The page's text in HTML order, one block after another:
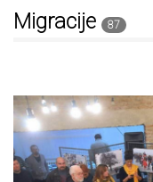
Migracije 87